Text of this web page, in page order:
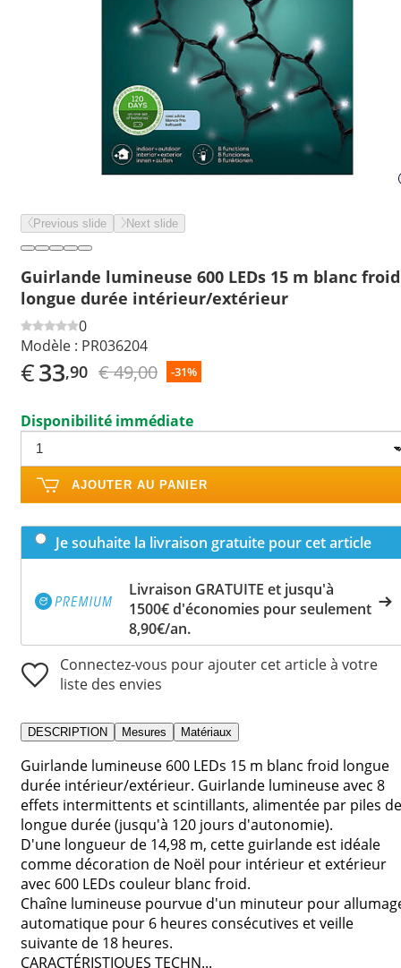
Previous slide Next slide
Guirlande lumineuse 600 LEDs 15 m blanc froid
longue durée intérieur/extérieur
0
Modèle : PR036204
€33,90 € 49,00 -31%
Disponibilité immédiate
AJOUTER AU PANIER
Je souhaite la livraison gratuite pour cet article
Livraison GRATUITE et jusqu'à
1500€ d'économies pour seulement
8,90€/an.
Connectez-vous pour ajouter cet article à votre
liste des envies
DESCRIPTION Mesures Matériaux
Guirlande lumineuse 600 LEDs 15 m blanc froid longue
durée intérieur/extérieur. Guirlande lumineuse avec 8
effets intermittents et scintillants, alimentée par piles de
longue durée (jusqu'à 120 jours d'autonomie).
D'une longueur de 14,98 m, cette guirlande est idéale
comme décoration de Noël pour intérieur et extérieur
avec 600 LEDs couleur blanc froid.
Chaîne lumineuse pourvue d'un minuteur pour
automatique pour 6 heures consécutives et veille
suivante de 18 heures.
CARACTÉRISTIQUES TECHN...